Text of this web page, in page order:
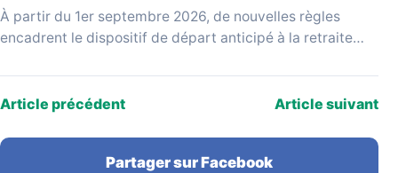
À partir du 1er septembre 2026, de nouvelles règles
encadrent le dispositif de départ anticipé à la retraite
Article précédent Article suivant
Partager sur Facebook